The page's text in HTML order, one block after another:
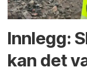
Innlegg:
kan det